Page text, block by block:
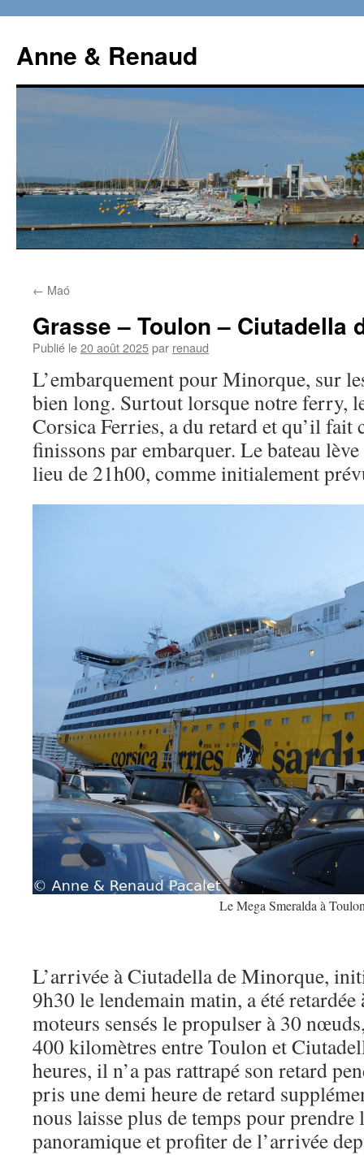
contenu
Anne & Renaud
← Maó
Grasse – Toulon – Ciutadella
Publié le20 août 2025par renaud
L’embarquement pour Minorque, sur
bien long. Surtout lorsque notre ferry,
Corsica Ferries, a du retard et qu’il fait
finissons par embarquer. Le bateau
lieu de 21h00, comme initialement
Le Mega Smeralda à
L’arrivée à Ciutadella de Minorque,
9h30 le lendemain matin, a été
moteurs sensés le propulser à 30
400 kilomètres entre Toulon et
heures, il n’a pas rattrapé son retard
pris une demi heure de retard
nous laisse plus de temps pour prendre
panoramique et profiter de l’arrivée